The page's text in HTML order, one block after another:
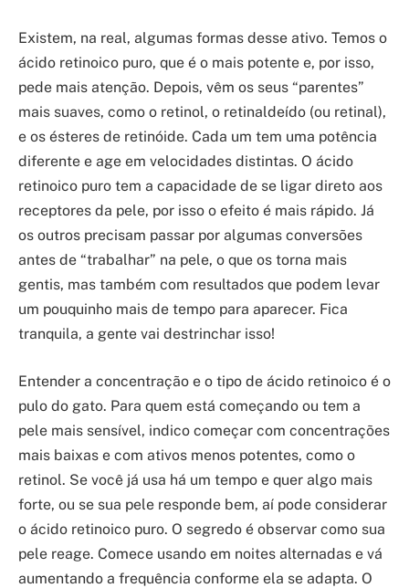
Existem, na real, algumas formas desse ativo. Temos o
ácido retinoico puro, que é o mais potente e, por isso,
pede mais atenção. Depois, vêm os seus “parentes”
mais suaves, como o retinol, o retinaldeído (ou retinal),
e os ésteres de retinóide. Cada um tem uma potência
diferente e age em velocidades distintas. O ácido
retinoico puro tem a capacidade de se ligar direto aos
receptores da pele, por isso o efeito é mais rápido. Já
os outros precisam passar por algumas conversões
antes de “trabalhar” na pele, o que os torna mais
gentis, mas também com resultados que podem levar
um pouquinho mais de tempo para aparecer. Fica
tranquila, a gente vai destrinchar isso!
Entender a concentração e o tipo de ácido retinoico é o
pulo do gato. Para quem está começando ou tem a
pele mais sensível, indico começar com concentrações
mais baixas e com ativos menos potentes, como o
retinol. Se você já usa há um tempo e quer algo mais
forte, ou se sua pele responde bem, aí pode considerar
o ácido retinoico puro. O segredo é observar como sua
pele reage. Comece usando em noites alternadas e vá
aumentando a frequência conforme ela se adapta. O